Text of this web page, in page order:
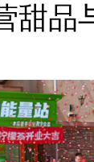
甜品